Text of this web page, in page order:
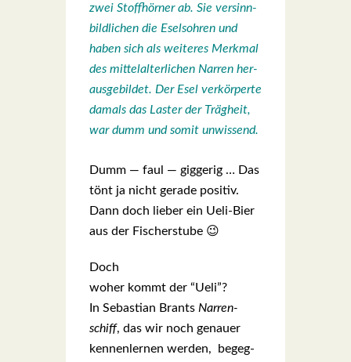
zwei Stoff­hör­ner ab. Sie ver­sinn­
bild­li­chen die Esels­oh­ren und
haben sich als wei­te­res Merk­mal
des mit­tel­al­ter­li­chen Nar­ren her­
aus­ge­bil­det. Der Esel ver­kör­per­te
damals das Las­ter der Träg­heit,
war dumm und somit unwis­send.
Dumm — faul — gig­ge­rig … Das
tönt ja nicht gera­de posi­tiv.
Dann doch lie­ber ein Ueli-Bier
aus der Fischer­stu­be 😉
Doch
woher kommt der “Ueli”?
In Sebas­ti­an Brants Nar­ren­
schiff, das wir noch genau­er
ken­nen­ler­nen wer­den, begeg­